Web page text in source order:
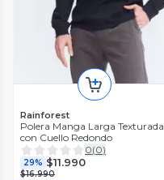
Rainforest
Polera Manga Larga Texturada
con Cuello Redondo
0(0)
29% $11.990
$16.990